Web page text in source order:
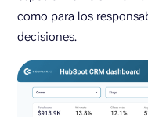
como para los
decisiones.